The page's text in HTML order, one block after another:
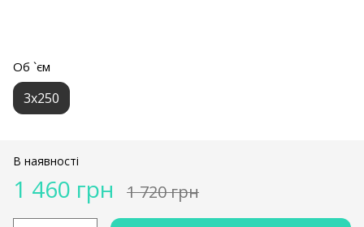
Об `єм
3х250
В наявності
1 460 грн 1 720 грн